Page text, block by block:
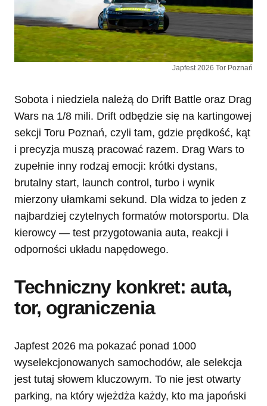
Japfest 2026 Tor Poznań
Sobota i niedziela należą do Drift Battle oraz Drag
Wars na 1/8 mili. Drift odbędzie się na kartingowej
sekcji Toru Poznań, czyli tam, gdzie prędkość, kąt
i precyzja muszą pracować razem. Drag Wars to
zupełnie inny rodzaj emocji: krótki dystans,
brutalny start, launch control, turbo i wynik
mierzony ułamkami sekund. Dla widza to jeden z
najbardziej czytelnych formatów motorsportu. Dla
kierowcy — test przygotowania auta, reakcji i
odporności układu napędowego.
Techniczny konkret: auta,
tor, ograniczenia
Japfest 2026 ma pokazać ponad 1000
wyselekcjonowanych samochodów, ale selekcja
jest tutaj słowem kluczowym. To nie jest otwarty
parking, na który wjeżdża każdy, kto ma japoński